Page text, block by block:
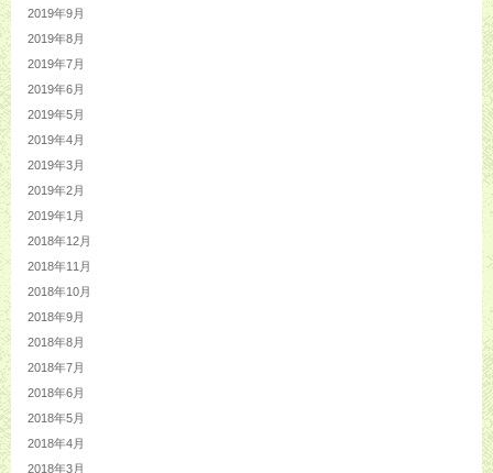
2019年9月
2019年8月
2019年7月
2019年6月
2019年5月
2019年4月
2019年3月
2019年2月
2019年1月
2018年12月
2018年11月
2018年10月
2018年9月
2018年8月
2018年7月
2018年6月
2018年5月
2018年4月
2018年3月